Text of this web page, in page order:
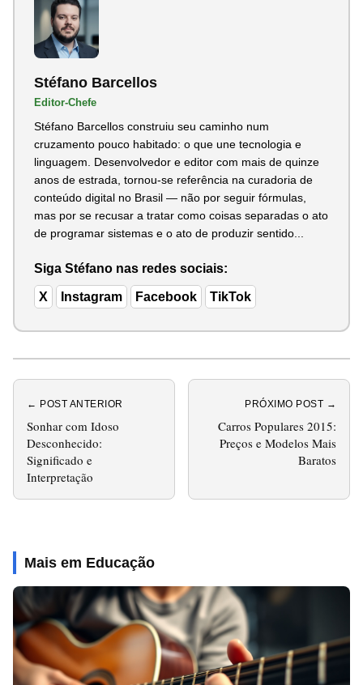
Stéfano Barcellos
Editor-Chefe
Stéfano Barcellos construiu seu caminho num
cruzamento pouco habitado: o que une tecnologia e
linguagem. Desenvolvedor e editor com mais de quinze
anos de estrada, tornou-se referência na curadoria de
conteúdo digital no Brasil — não por seguir fórmulas,
mas por se recusar a tratar como coisas separadas o ato
de programar sistemas e o ato de produzir sentido...
Siga Stéfano nas redes sociais:
X Instagram Facebook TikTok
← POST ANTERIOR
Sonhar com Idoso
Desconhecido:
Significado e
Interpretação
PRÓXIMO POST →
Carros Populares 2015:
Preços e Modelos Mais
Baratos
Mais em Educação